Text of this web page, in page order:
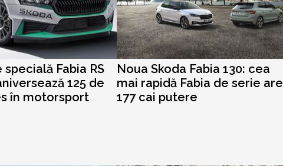
Fabia RS
125 de
în motorsport
Noua Skoda Fabia 130: cea
mai rapidă Fabia de serie are
177 cai putere